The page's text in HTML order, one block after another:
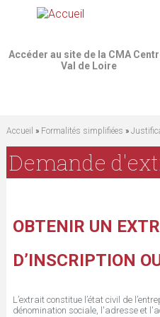
Accéder au site de la CMA
Val de Loire
V
o
u
s
Accueil » Formalités simplifiées »
Demande
OBTENIR UN
D’INSCRIPTION
L’extrait constitue l’état civil de
dénomination sociale, l'adresse et